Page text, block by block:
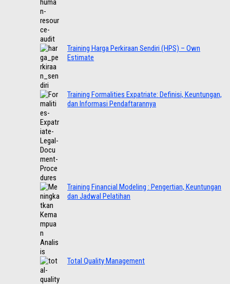
Training Harga Perkiraan Sendiri (HPS) – Own
Estimate
Training Formalities Expatriate: Definisi, Keuntungan,
dan Informasi Pendaftarannya
Training Financial Modeling : Pengertian, Keuntungan
dan Jadwal Pelatihan
Total Quality Management